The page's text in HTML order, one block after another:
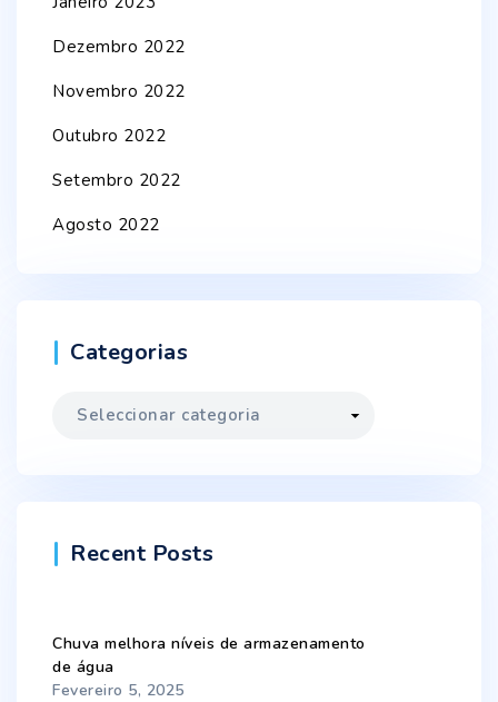
Dezembro 2022
Novembro 2022
Outubro 2022
Setembro 2022
Agosto 2022
Categorias
Categorias
Recent Posts
Chuva melhora níveis de armazenamento
de água
Fevereiro 5, 2025